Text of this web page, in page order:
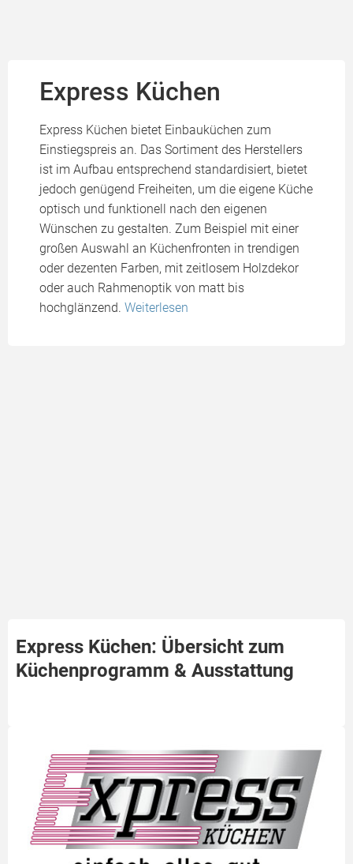
Express Küchen
Express Küchen bietet Einbauküchen zum
Einstiegspreis an. Das Sortiment des Herstellers
ist im Aufbau entsprechend standardisiert, bietet
jedoch genügend Freiheiten, um die eigene Küche
optisch und funktionell nach den eigenen
Wünschen zu gestalten. Zum Beispiel mit einer
großen Auswahl an Küchenfronten in trendigen
oder dezenten Farben, mit zeitlosem Holzdekor
oder auch Rahmenoptik von matt bis
hochglänzend. Weiterlesen
Express Küchen: Übersicht zum
Küchenprogramm & Ausstattung